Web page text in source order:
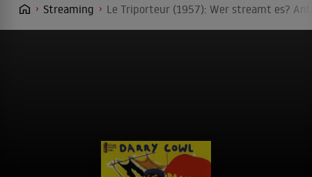
Streaming Le Triporteur (1957): Wer streamt es?